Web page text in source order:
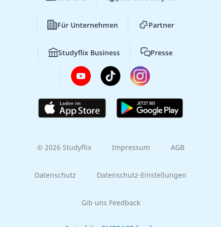
Für Unternehmen Partner
Studyflix Business Presse
© 2026 Studyflix Impressum AGB
Datenschutz Datenschutz-Einstellungen
Gib uns Feedback